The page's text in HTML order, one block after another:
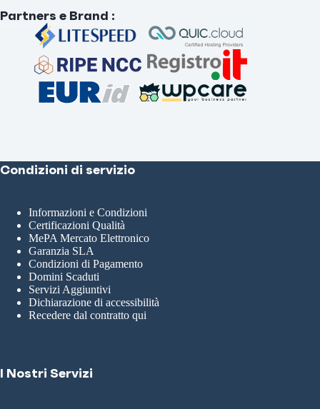
Partners e Brand :
Condizioni di servizio
Informazioni e Condizioni
Certificazioni Qualità
MePA Mercato Elettronico
Garanzia SLA
Condizioni di Pagamento
Domini Scaduti
Servizi Aggiuntivi
Dichiarazione di accessibilità
Recedere dal contratto qui
I Nostri Servizi